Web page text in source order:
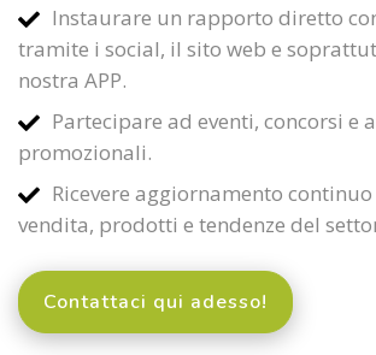
Instaurare un rapporto diretto
tramite i social, il sito web e
nostra APP.
Partecipare ad eventi, concorsi e
promozionali.
Ricevere aggiornamento
vendita, prodotti e tendenze del
Contattaci qui adesso!